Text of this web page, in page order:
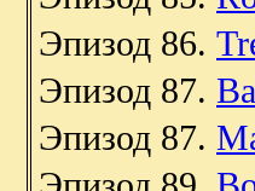
Эпизод 86.
Эпизод 87.
Эпизод 87.